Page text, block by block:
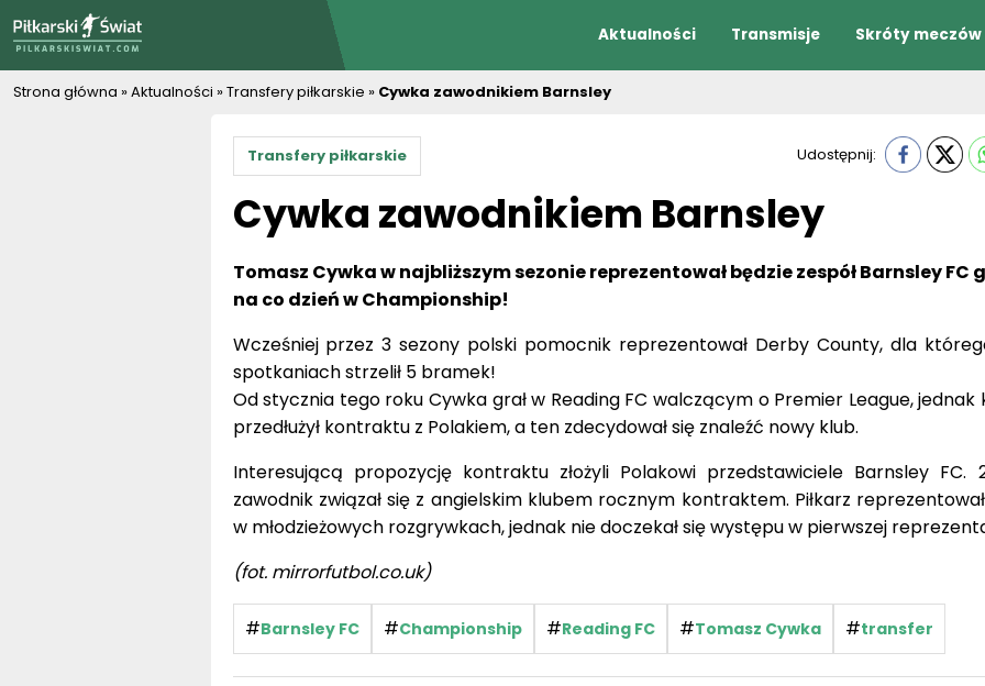
Aktualności Transmisje Skróty meczów
Strona główna »Aktualności »Transfery piłkarskie » Cywka zawodnikiem Barnsley
Transfery piłkarskie Udostępnij:
Cywka zawodnikiem Barnsley
Tomasz Cywka w najbliższym sezonie reprezentował będzie zespół Barnsley FC
na co dzień w Championship!
Wcześniej przez 3 sezony polski pomocnik reprezentował Derby County, dla
spotkaniach strzelił 5 bramek!
Od stycznia tego roku Cywka grał w Reading FC walczącym o Premier League, jednak
przedłużył kontraktu z Polakiem, a ten zdecydował się znaleźć nowy klub.
Interesującą propozycję kontraktu złożyli Polakowi przedstawiciele Barnsley FC.
zawodnik związał się z angielskim klubem rocznym kontraktem. Piłkarz
w młodzieżowych rozgrywkach, jednak nie doczekał się występu w pierwszej
(fot. mirrorfutbol.co.uk)
#Barnsley FC #Championship #Reading FC #Tomasz Cywka #transfer